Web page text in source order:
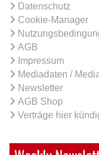
Datenschutz
Cookie-Manager
AGB
Impressum
Mediadaten /
Newsletter
AGB Shop
Verträge hier